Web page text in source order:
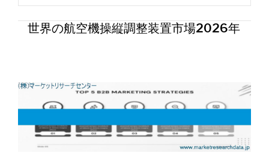
世界の航空機操縦調整装置市場2026年